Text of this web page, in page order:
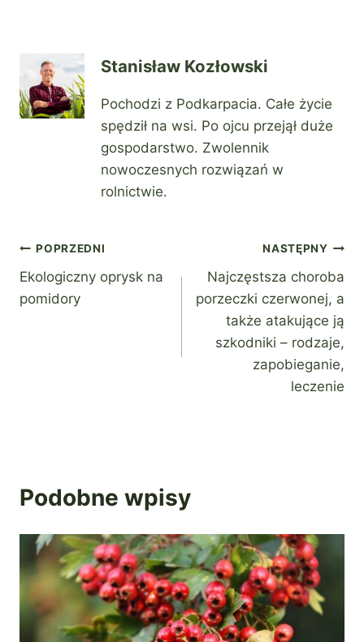
Stanisław Kozłowski
Pochodzi z Podkarpacia. Całe życie
spędził na wsi. Po ojcu przejął duże
gospodarstwo. Zwolennik
nowoczesnych rozwiązań w
rolnictwie.
Nawigacja
wpisu
POPRZEDNI
Ekologiczny oprysk na
pomidory
NASTĘPNY
Najczęstsza choroba
porzeczki czerwonej, a
także atakujące ją
szkodniki – rodzaje,
zapobieganie,
leczenie
Podobne wpisy